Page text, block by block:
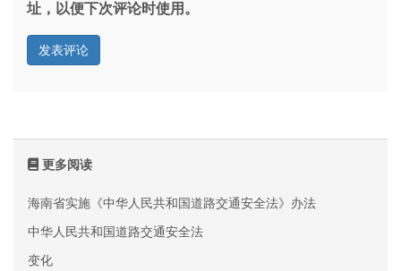
址，以便下次评论时使用。
更多阅读
海南省实施《中华人民共和国道路交通安全法》办法
中华人民共和国道路交通安全法
变化